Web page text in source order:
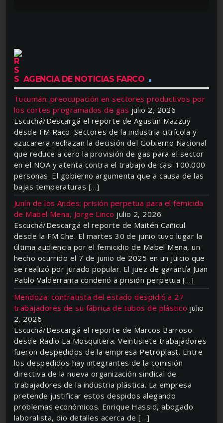
AGENCIA DE NOTICIAS FARCO
Tucumán: preocupación en sectores productivos por
los cortes programados de gas julio 2, 2026
Escuchá/Descargá el reporte de Agustín Mazzuy
desde FM Raco. Sectores de la industria citrícola y
azucarera rechazan la decisión del Gobierno Nacional
que reduce a cero la provisión de gas para el sector
en el NOA y atenta contra el trabajo de casi 100.000
personas. El gobierno argumenta que a causa de las
bajas temperaturas […]
Junín de los Andes: prisión perpetua para el femicida
de Mabel Mena, Jorge Linco julio 2, 2026
Escuchá/Descargá el reporte de Maitén Cañicul
desde la FM Che. El martes 30 de junio tuvo lugar la
última audiencia por el femicidio de Mabel Mena, un
hecho ocurrido el 7 de junio de 2025 en un juicio que
se realizó por jurado popular. El juez de garantía Juan
Pablo Valderrama condenó a prisión perpetua […]
Mendoza: contratista del estado despidió a 27
trabajadores de su fábrica de tubos de plástico julio
2, 2026
Escuchá/Descargá el reporte de Marcos Barroso
desde Radio La Mosquitera. Veintisiete trabajadores
fueron despedidos de la empresa Petroplast. Entre
los despedidos hay integrantes de la comisión
directiva de la nueva organización sindical de
trabajadores de la industria plástica. La empresa
pretende justificar estos despidos alegando
problemas económicos. Enrique Hassid, abogado
laboralista, dio detalles acerca de […]